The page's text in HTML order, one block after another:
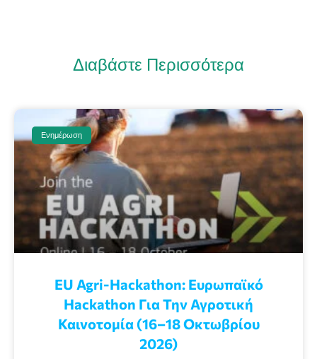
Διαβάστε Περισσότερα
Ενημέρωση
EU Agri-Hackathon: Eυρωπαϊκό
Ηackathon Για Την Αγροτική
Καινοτομία (16–18 Οκτωβρίου
2026)